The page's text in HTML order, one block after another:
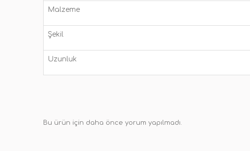
Malzeme
Şekil
Uzunluk
Bu ürün için daha önce yorum yapılmadı.